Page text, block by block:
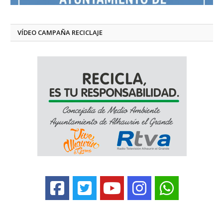
VÍDEO CAMPAÑA RECICLAJE